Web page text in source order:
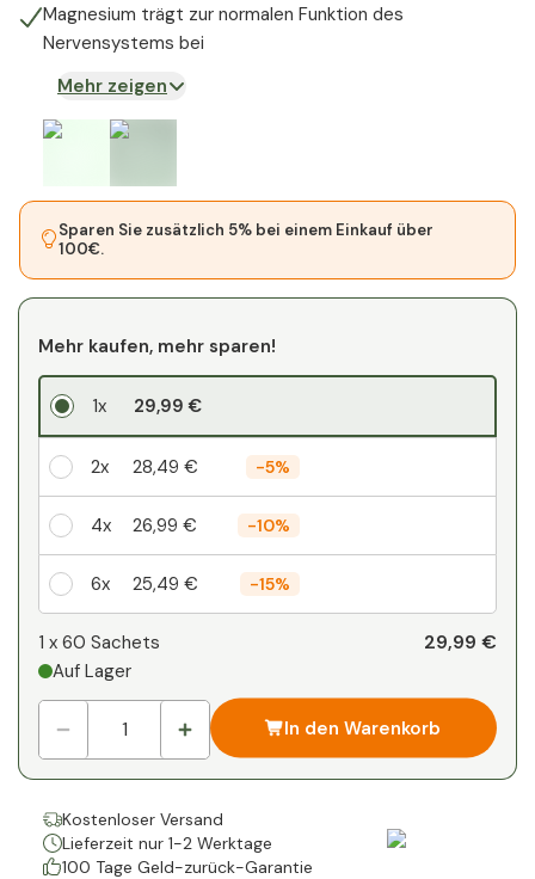
Magnesium trägt zur normalen Funktion des
Nervensystems bei
Mehr zeigen
Sparen Sie zusätzlich 5% bei einem Einkauf über
100€.
Mehr kaufen, mehr sparen!
1x 29,99 €
2x 28,49 € -5%
4x 26,99 € -10%
6x 25,49 € -15%
1x
1 x 60 Sachets
Auf Lager
29,99 €
In den Warenkorb
Kostenloser Versand
Lieferzeit nur 1-2 Werktage
100 Tage Geld-zurück-Garantie